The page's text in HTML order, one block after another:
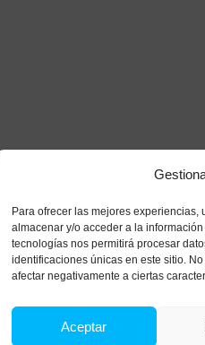
Para ofrecer las mejores
almacenar y/o acceder a la
tecnologías nos permitirá procesar
identificaciones únicas en este sitio.
afectar negativamente a ciertas
Aceptar
Parque Empresarial
39611 Guarnizo,